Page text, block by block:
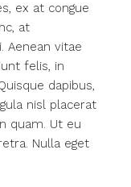
ex at congue
at
Aenean vitae
felis, in
dapibus,
nisl placerat
quam. Ut eu
Nulla eget